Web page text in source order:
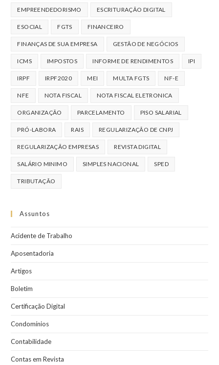
EMPREENDEDORISMO ESCRITURAÇÃO DIGITAL
ESOCIAL FGTS FINANCEIRO
FINANÇAS DE SUA EMPRESA GESTÃO DE NEGÓCIOS
ICMS IMPOSTOS INFORME DE RENDIMENTOS IPI
IRPF IRPF2020 MEI MULTA FGTS NF-E
NFE NOTA FISCAL NOTA FISCAL ELETRONICA
ORGANIZAÇÃO PARCELAMENTO PISO SALARIAL
PRÓ-LABORA RAIS REGULARIZAÇÃO DE CNPJ
REGULARIZAÇÃO EMPRESAS REVISTA DIGITAL
SALÁRIO MINIMO SIMPLES NACIONAL SPED
TRIBUTAÇÃO
Assuntos
Acidente de Trabalho
Aposentadoria
Artigos
Boletim
Certificação Digital
Condomínios
Contabilidade
Contas em Revista